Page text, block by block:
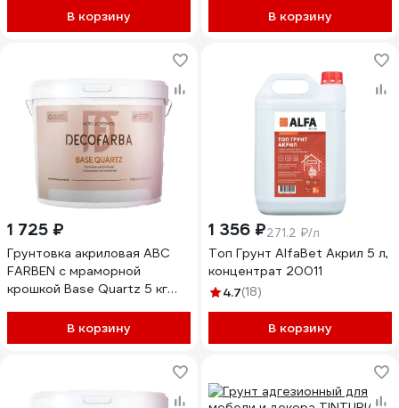
без запаха быстросохнущий,
белый, 10 кг 4610362814854
В корзину
быстросохнущий, белый, 1 кг
4610362814724
В корзину
1 725 ₽
Грунтовка акриловая ABC
FARBEN с мраморной
крошкой Base Quartz 5 кг
В корзину
1 356 ₽271.2 ₽/л
Топ Грунт AlfaBet Акрил 5 л,
концентрат 20011
4.7(18)
В корзину